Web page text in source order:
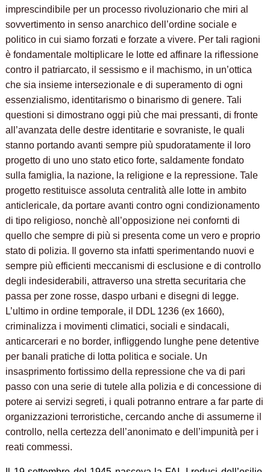
imprescindibile per un processo rivoluzionario che miri al
sovvertimento in senso anarchico dell’ordine sociale e
politico in cui siamo forzati e forzate a vivere. Per tali ragioni
è fondamentale moltiplicare le lotte ed affinare la riflessione
contro il patriarcato, il sessismo e il machismo, in un’ottica
che sia insieme intersezionale e di superamento di ogni
essenzialismo, identitarismo o binarismo di genere. Tali
questioni si dimostrano oggi più che mai pressanti, di fronte
all’avanzata delle destre identitarie e sovraniste, le quali
stanno portando avanti sempre più spudoratamente il loro
progetto di uno uno stato etico forte, saldamente fondato
sulla famiglia, la nazione, la religione e la repressione. Tale
progetto restituisce assoluta centralità alle lotte in ambito
anticlericale, da portare avanti contro ogni condizionamento
di tipo religioso, nonchè all’opposizione nei confornti di
quello che sempre di più si presenta come un vero e proprio
stato di polizia. Il governo sta infatti sperimentando nuovi e
sempre più efficienti meccanismi di esclusione e di controllo
degli indesiderabili, attraverso una stretta securitaria che
passa per zone rosse, daspo urbani e disegni di legge.
L’ultimo in ordine temporale, il DDL 1236 (ex 1660),
criminalizza i movimenti climatici, sociali e sindacali,
anticarcerari e no border, infliggendo lunghe pene detentive
per banali pratiche di lotta politica e sociale. Un
insasprimento fortissimo della repressione che va di pari
passo con una serie di tutele alla polizia e di concessione di
potere ai servizi segreti, i quali potranno entrare a far parte di
organizzazioni terroristiche, cercando anche di assumerne il
controllo, nella certezza dell’anonimato e dell’impunità per i
reati commessi.